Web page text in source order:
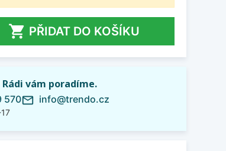
 PŘIDAT DO KOŠÍKU
vám poradíme.
570mail_outline info@trendo.cz